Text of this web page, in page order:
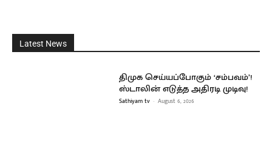
Latest News
திமுக செய்யப்போகும் ‘சம்பவம்’!
ஸ்டாலின் எடுத்த அதிரடி முடிவு!
Sathiyam tv - August 6, 2026